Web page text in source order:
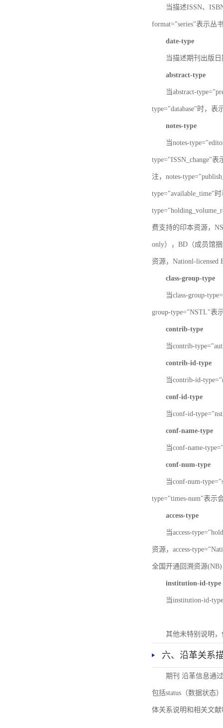
当描述ISSN、
format="series"表示丛
date-type
当描述期刊出版日
abstract-type
当abstract-
type="database"时，表
notes-type
当notes-
type="ISSN_change"
注，notes-
type="available_time"
费支持的印本资源，
only），BD（成员馆
资源，Nationl-licensed
class-group-type
当class-group-
group-type="NSTL"表
contrib-type
当contrib-
contrib-id-type
当contrib-id-
conf-id-type
当conf-id-
conf-name-type
当conf-name-
conf-num-type
当conf-num-
type="times-num"表示
access-type
当access-
资源，access-
全国开通回溯资源(NB)
institution-id-type
当institution-id-
其他未特别说明
六、沿革关系
期刊 沿革信息通
包括status（数据状态
体关系说明和相关文